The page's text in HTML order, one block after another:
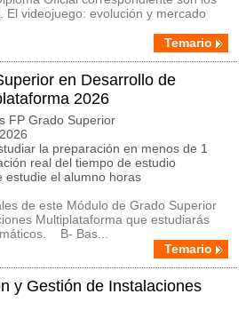
El videojuego: evolución y mercado
Temario
en Desarrollo de
2026
FP Grado Superior
la preparación en menos de 1
real del tiempo de estudio
estudie el alumno horas
de este Módulo de Grado Superior
Multiplataforma que estudiarás
B- Bas...
Temario
y Gestión de Instalaciones